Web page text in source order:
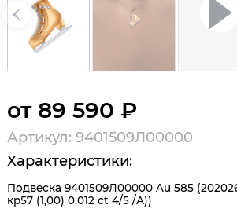
от 89 590 ₽
Артикул: 9401509Л00000
Характеристики:
Подвеска 9401509Л00000 Au 585
кр57 (1,00) 0,012 ct 4/5 /А))